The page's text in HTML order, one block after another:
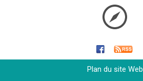
Plan du site Web